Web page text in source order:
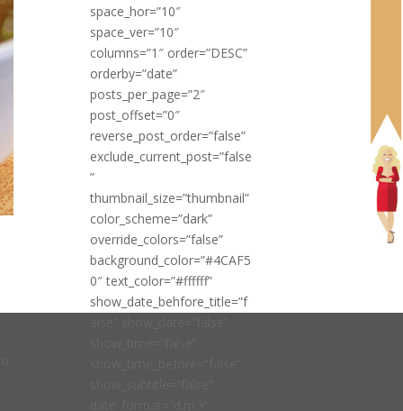
space_hor=”10″
space_ver=”10″
columns=”1″ order=”DESC”
orderby=”date”
posts_per_page=”2″
post_offset=”0″
reverse_post_order=”false”
exclude_current_post=”false
”
thumbnail_size=”thumbnail”
color_scheme=”dark”
override_colors=”false”
background_color=”#4CAF5
0″ text_color=”#ffffff”
show_date_behfore_title=”f